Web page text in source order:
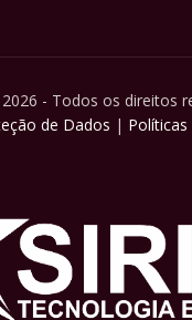
- Todos os direitos
de Dados | Políticas